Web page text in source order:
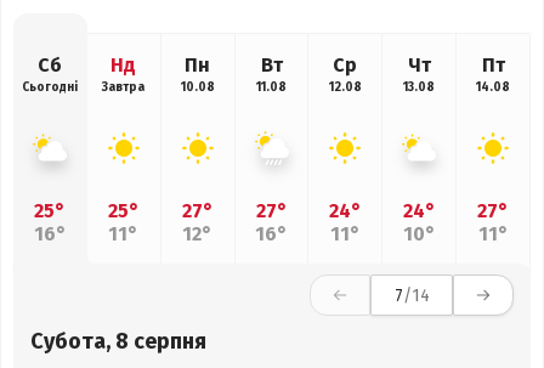
Сб
Сьогодні
25°
16°
Нд
Завтра
25°
11°
Пн
10.08
27°
12°
Вт
11.08
27°
16°
Ср
12.08
24°
11°
Чт
13.08
24°
10°
Пт
14.08
27°
11°
7/14
Субота, 8 серпня